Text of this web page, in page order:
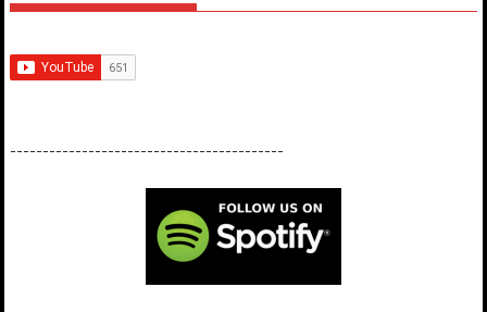
------------------------------------------